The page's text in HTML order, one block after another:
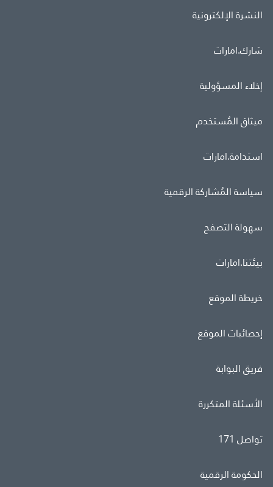
النشرة الإلكترونية
شارك.امارات
إخلاء المسؤولية
ميثاق المُستخدم
استدامة.امارات
سياسة المُشاركة الرقمية
سهولة التصفح
بيئتنا.امارات
خريطة الموقع
إحصائيات الموقع
فريق البوابة
الأسئلة المتكررة
تواصل 171
الحكومة الرقمية